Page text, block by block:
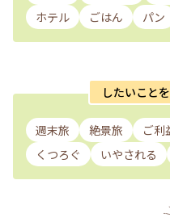
ホテル
ごはん パン
したいこと
週末旅 絶景旅 ご利
くつろぐ
いやされる